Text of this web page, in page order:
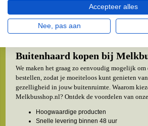
geschikt voor buiten, waardoor je het hele jaar
aangename warmte in je buitenruimte. Het
ervoor dat je niet in de rook hoeft te zitten,
Buitenhaard kopen bij
We maken het graag zo eenvoudig mogelijk om
bestellen, zodat je moeiteloos kunt genieten
gezelligheid in jouw buitenruimte. Waarom
Melkbusshop.nl? Ontdek de voordelen van
Hoogwaardige producten
Snelle levering binnen 48 uur
Accepteer alles
Nee, pas aan